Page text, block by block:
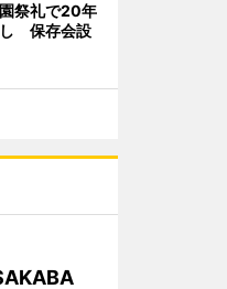
祭礼で20年
し 保存会設